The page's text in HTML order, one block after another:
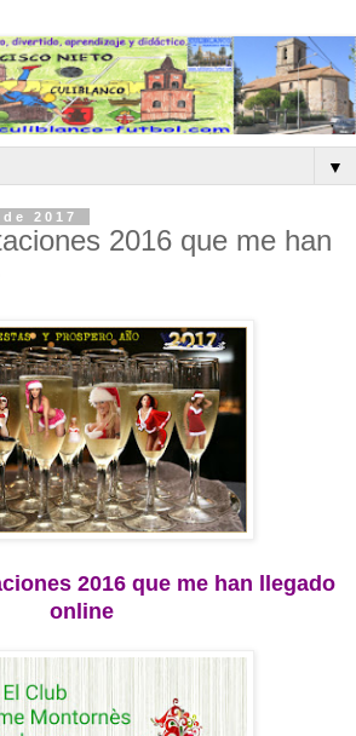
▼
2017
2016 que me han
2016 que me han llegado
online